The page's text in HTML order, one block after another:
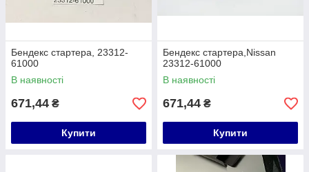
Бендекс стартера, 23312-
61000
В наявності
671,44 ₴
Купити
Бендекс стартера,Nissan
23312-61000
В наявності
671,44 ₴
Купити